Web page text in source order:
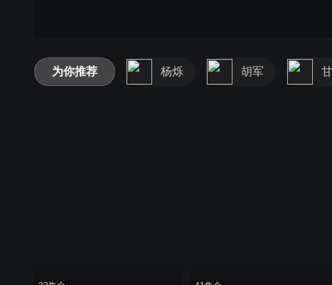
为你推荐 杨烁 胡军